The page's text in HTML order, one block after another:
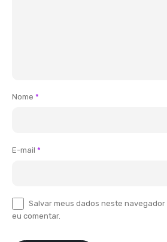
Nome *
E-mail *
Salvar meus dados neste
eu comentar.